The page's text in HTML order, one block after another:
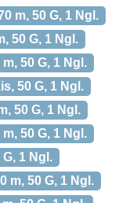
m, 50 G, 1 Ngl.
50 G, 1 Ngl.
50 G, 1 Ngl.
50 G, 1 Ngl.
50 G, 1 Ngl.
50 G, 1 Ngl.
1 Ngl.
m, 50 G, 1 Ngl.